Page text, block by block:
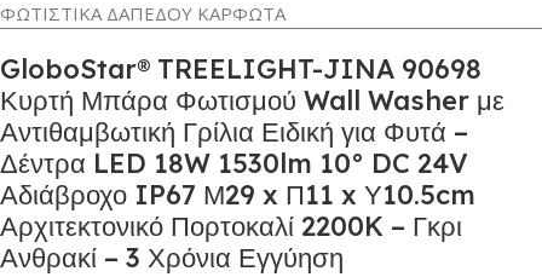
ΦΩΤΙΣΤΙΚΑ ΔΑΠΕΔΟΥ ΚΑΡΦΩΤΑ
GloboStar® TREELIGHT-JINA 90698
Κυρτή Μπάρα Φωτισμού Wall Washer με
Αντιθαμβωτική Γρίλια Ειδική για Φυτά –
Δέντρα LED 18W 1530lm 10° DC 24V
Αδιάβροχο IP67 Μ29 x Π11 x Υ10.5cm
Αρχιτεκτονικό Πορτοκαλί 2200K – Γκρι
Ανθρακί – 3 Χρόνια Εγγύηση